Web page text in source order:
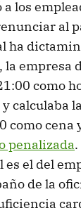
los
al
ha
la empresa
como
calculaba
como cena
penalizada
es el del
de la